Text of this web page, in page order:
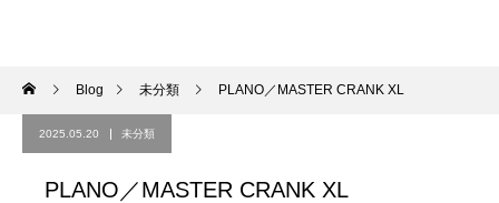
Blog 未分類 PLANO／MASTER CRANK XL
2025.05.20 未分類
PLANO／MASTER CRANK XL